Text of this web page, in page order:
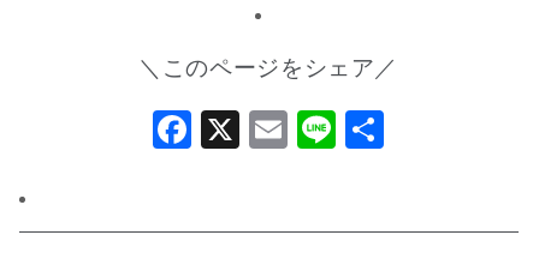
＼このページをシェア／
Facebook
X Email
Line